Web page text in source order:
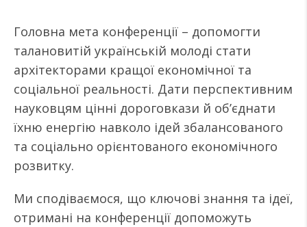
Головна мета конференції – допомогти
талановитій українській молоді стати
архітекторами кращої економічної та
соціальної реальності. Дати перспективним
науковцям цінні дороговкази й об’єднати
їхню енергію навколо ідей збалансованого
та соціально орієнтованого економічного
розвитку.
Ми сподіваємося, що ключові знання та ідеї,
отримані на конференції допоможуть